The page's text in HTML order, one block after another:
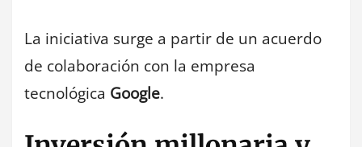
La iniciativa surge a partir de un acuerdo
de colaboración con la empresa
tecnológica Google.